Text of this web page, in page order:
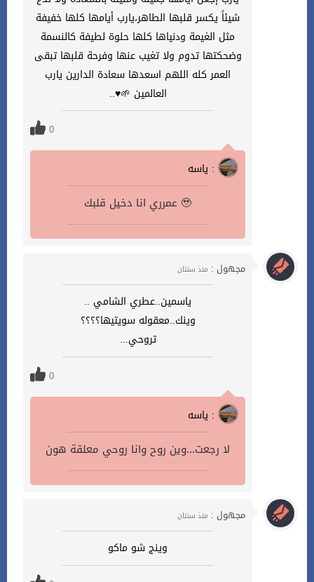
شيئاً يكسر قلبها الطاهر،يارب أيامها كلها خفيفة
مثل الغيمة ودنياها كلها حلوة لطيفة كالنسمة
وضحكتها تدوم ولا تغيب عنها وفرحة قلبها تبقى
العمر كله اللهم اسعدها سعادة الدارين يارب
العالمين 🌱♥️..
0
ياسه :
عمرري انا دخيل قلبك 🥹
مجهول : منذ سنتان
ياسمين..عطري الشامي ..
وينك..معقوله سويتيها؟؟؟؟
تروحي...
0
ياسه :
لا رجعت...وين روح وانا روحي معلقة هون
مجهول : منذ سنتان
وينج شو ماكو